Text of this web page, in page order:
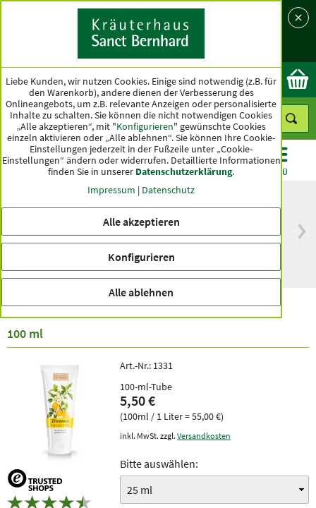
Land
Ok
KATEGORIEN ANGEBOTE TOPSELLER MENÜ
versandkostenfrei
innerhalb Deutschlands
Spitzenqualität seit
Zitronen-Handcreme
100 ml
Art.-Nr.: 1331
100-ml-Tube
5,50 €
(100ml / 1 Liter = 55,00 €)
inkl. MwSt. zzgl. Versandkosten
Bitte auswählen:
Liebe Kunden, wir nutzen Cookies. Einige sind notwendig (z.B. für
den Warenkorb), andere dienen der Verbesserung des
Onlineangebots, um z.B. relevante Anzeigen oder personalisierte
Inhalte zu schalten. Sie können die nicht notwendigen Cookies
„Alle akzeptieren“, mit "Konfigurieren" gewünschte Cookies
einzeln aktivieren oder „Alle ablehnen“. Sie können Ihre Cookie-
Einstellungen jederzeit in der Fußzeile unter „Cookie-
Einstellungen“ ändern oder widerrufen. Detaillierte Informationen
finden Sie in unserer Datenschutzerklärung.
Impressum | Datenschutz
Alle akzeptieren
Konfigurieren
Alle ablehnen